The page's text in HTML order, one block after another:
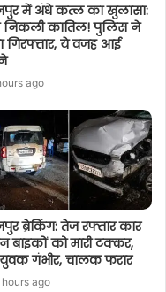
में अंधे कत्ल का खुलासा:
निकली कातिल! पुलिस ने
गिरफ्तार, ये वजह आई
ago
ब्रेकिंग: तेज रफ्तार कार
बाइकों को मारी टक्कर,
गंभीर, चालक फरार
ago